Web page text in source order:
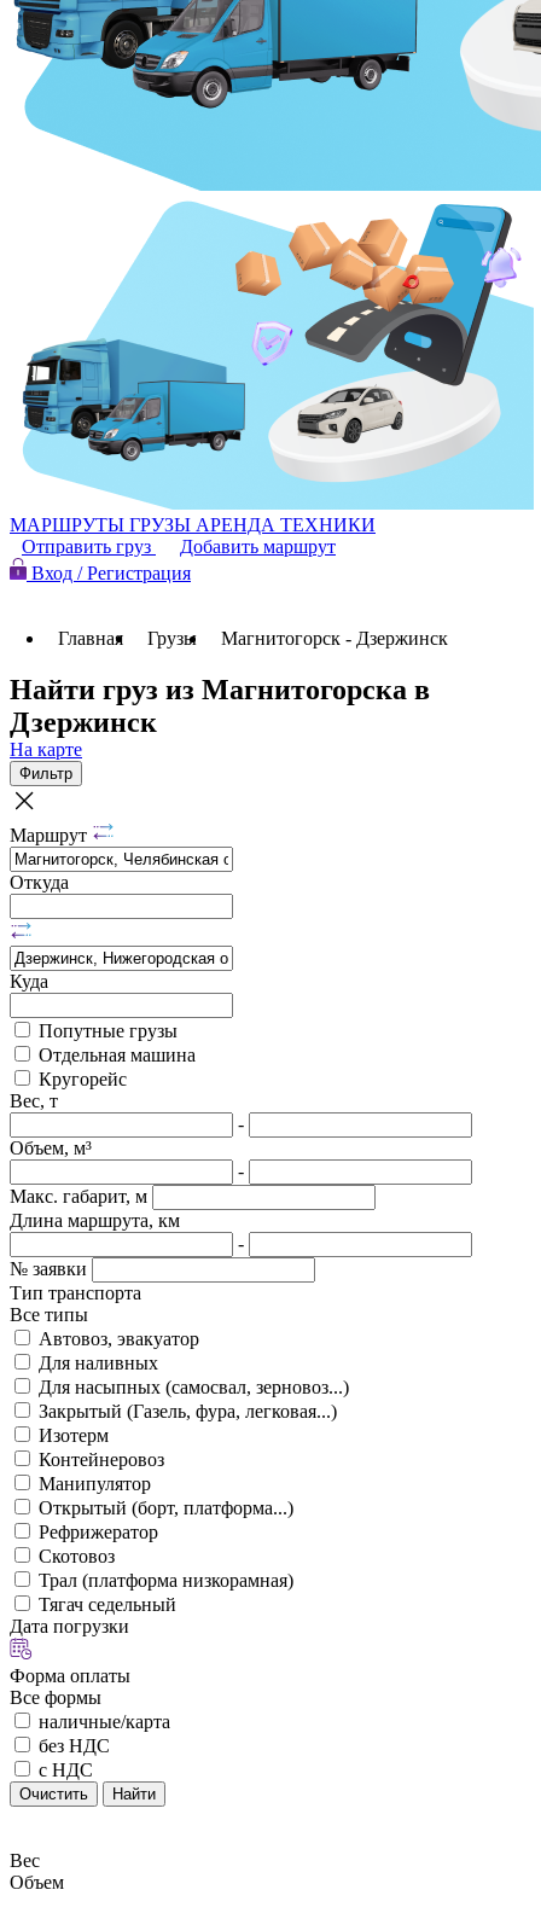
МАРШРУТЫ ГРУЗЫ АРЕНДА ТЕХНИКИ
Отправить груз
Добавить маршрут
Вход / Регистрация
Главная Грузы Магнитогорск - Дзержинск
Найти груз из Магнитогорска в
Дзержинск
На карте
Фильтр
Маршрут
Откуда
Куда
Попутные грузы
Отдельная машина
Кругорейс
Вес, т
-
Объем, м³
-
Макс. габарит, м
Длина маршрута, км
-
№ заявки
Тип транспорта
Все типы
Автовоз, эвакуатор
Для наливных
Для насыпных (самосвал, зерновоз...)
Закрытый (Газель, фура, легковая...)
Изотерм
Контейнеровоз
Манипулятор
Открытый (борт, платформа...)
Рефрижератор
Скотовоз
Трал (платформа низкорамная)
Тягач седельный
Дата погрузки
Форма оплаты
Все формы
наличные/карта
без НДС
с НДС
Очистить Найти
Вес
Объем